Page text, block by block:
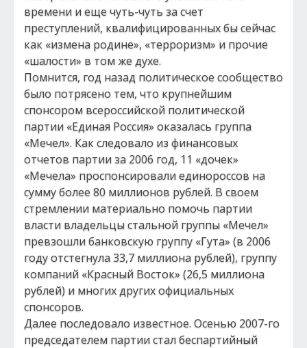
времени и еще чуть-чуть за счет
преступлений, квалифицированных бы сейчас
как «измена родине», «терроризм» и прочие
«шалости» в том же духе.
Помнится, год назад политическое сообщество
было потрясено тем, что крупнейшим
спонсором всероссийской политической
партии «Единая Россия» оказалась группа
«Мечел». Как следовало из финансовых
отчетов партии за 2006 год, 11 «дочек»
«Мечела» проспонсировали единороссов на
сумму более 80 миллионов рублей. В своем
стремлении материально помочь партии
власти владельцы стальной группы «Мечел»
превзошли банковскую группу «Гута» (в 2006
году отстегнула 33,7 миллиона рублей), группу
компаний «Красный Восток» (26,5 миллиона
рублей) и многих других официальных
спонсоров.
Далее последовало известное. Осенью 2007-го
председателем партии стал беспартийный